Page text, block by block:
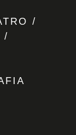
/
/